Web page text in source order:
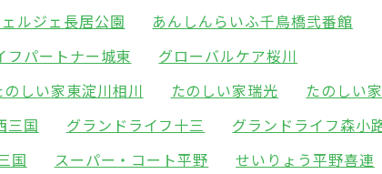
ルジェ長居公園
あんしんらいふ千鳥橋弐番館
フパートナー城東
グローバルケア桜川
のしい家東淀川相川 たのしい家瑞光
たのしい
三国 グランドライフ十三
グランドライフ森小
国 スーパー・コート平野
せいりょう平野喜連